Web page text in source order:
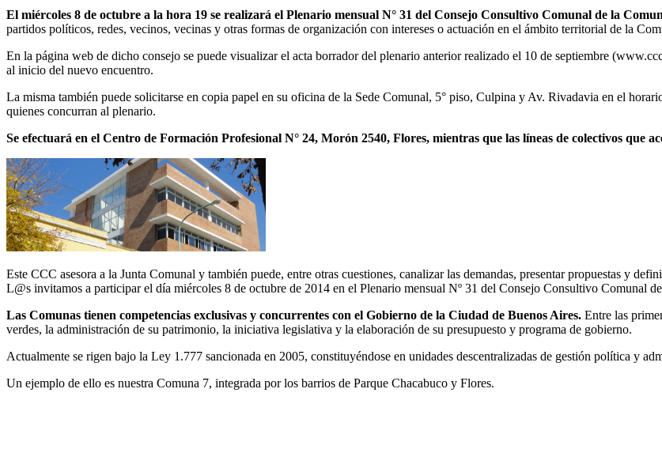
El miércoles 8 de octubre a la hora 19 se realizará el Plenario mensual N° 31 del Consejo Consultivo Comunal de la
partidos políticos, redes, vecinos, vecinas y otras formas de organización con intereses o actuación en el ámbito territorial de la
En la página web de dicho consejo se puede visualizar el acta borrador del plenario anterior realizado el 10 de septiembre
al inicio del nuevo encuentro.
La misma también puede solicitarse en copia papel en su oficina de la Sede Comunal, 5° piso, Culpina y Av. Rivadavia en el
quienes concurran al plenario.
Se efectuará en el Centro de Formación Profesional N° 24, Morón 2540, Flores, mientras que las líneas de colectivos que
Este CCC asesora a la Junta Comunal y también puede, entre otras cuestiones, canalizar las demandas, presentar propuestas y
L@s invitamos a participar el día miércoles 8 de octubre de 2014 en el Plenario mensual Nº 31 del Consejo Consultivo Comunal
Las Comunas tienen competencias exclusivas y concurrentes con el Gobierno de la Ciudad de Buenos Aires. Entre las
verdes, la administración de su patrimonio, la iniciativa legislativa y la elaboración de su presupuesto y programa de gobierno.
Actualmente se rigen bajo la Ley 1.777 sancionada en 2005, constituyéndose en unidades descentralizadas de gestión política y
Un ejemplo de ello es nuestra Comuna 7, integrada por los barrios de Parque Chacabuco y Flores.